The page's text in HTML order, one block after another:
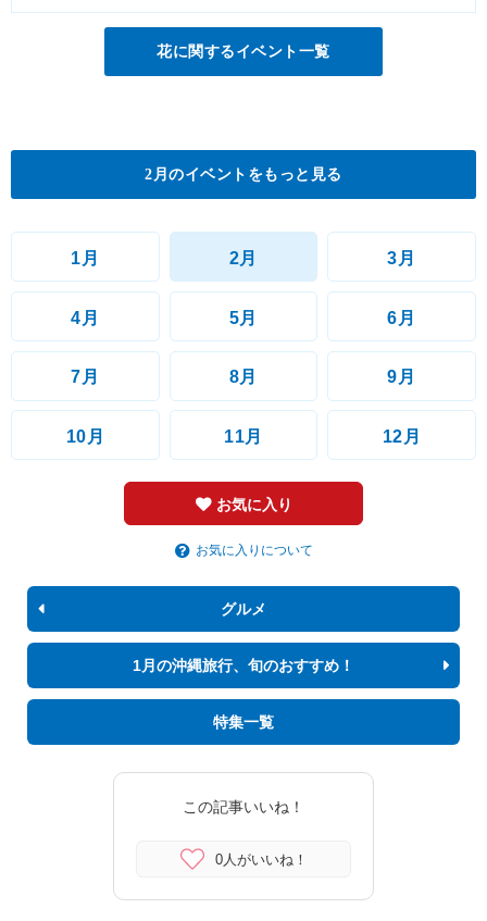
花に関するイベント一覧
2月のイベントをもっと見る
1月 2月 3月
4月 5月 6月
7月 8月 9月
10月 11月 12月
お気に入り
お気に入りについて
グルメ
1月の沖縄旅行、旬のおすすめ！
特集一覧
この記事いいね！
0人がいいね！